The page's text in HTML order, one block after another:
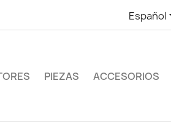
Español
PIEZAS ACCESORIOS